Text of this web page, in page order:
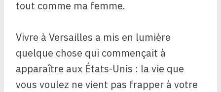
tout comme ma femme.
Vivre à Versailles a mis en lumière
quelque chose qui commençait à
apparaître aux États-Unis : la vie que
vous voulez ne vient pas frapper à votre